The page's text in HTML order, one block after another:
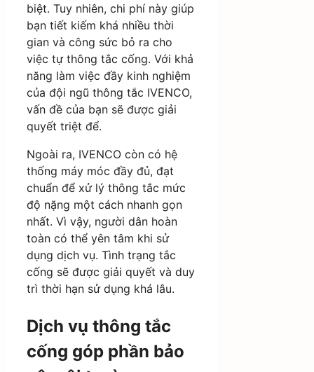
biệt. Tuy nhiên, chi phí này giúp
bạn tiết kiếm khá nhiều thời
gian và công sức bỏ ra cho
việc tự thông tắc cống. Với khả
năng làm việc đầy kinh nghiệm
của đội ngũ thông tắc IVENCO,
vấn đề của bạn sẽ được giải
quyết triệt để.
Ngoài ra, IVENCO còn có hệ
thống máy móc đầy đủ, đạt
chuẩn để xử lý thông tắc mức
độ nặng một cách nhanh gọn
nhất. Vì vậy, người dân hoàn
toàn có thể yên tâm khi sử
dụng dịch vụ. Tình trạng tắc
cống sẽ được giải quyết và duy
trì thời hạn sử dụng khá lâu.
Dịch vụ thông tắc
cống góp phần bảo